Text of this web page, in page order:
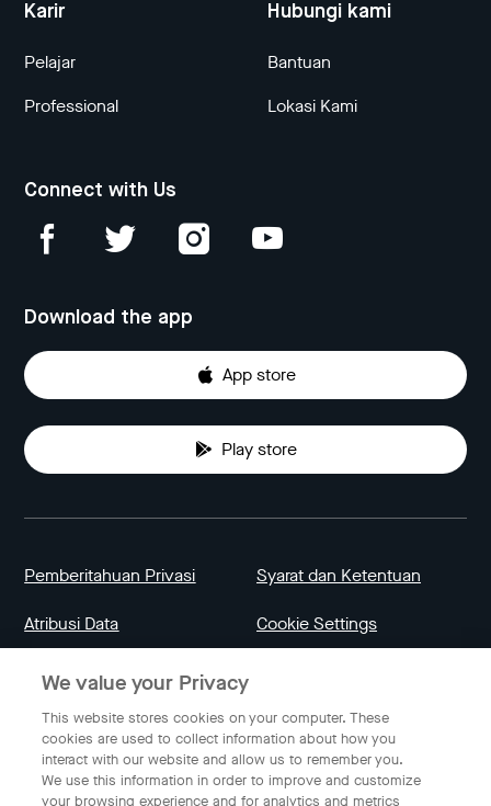
Karir
Pelajar
Professional
Hubungi kami
Bantuan
Lokasi Kami
Connect with Us
Download the app
App store
Play store
Pemberitahuan Privasi Syarat dan Ketentuan
Atribusi Data Cookie Settings
Bahasa Indonesia
We value your Privacy
This website stores cookies on your computer. These
cookies are used to collect information about how you
interact with our website and allow us to remember you.
We use this information in order to improve and customize
your browsing experience and for analytics and metrics